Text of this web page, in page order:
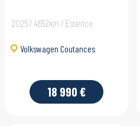
2025 / 4652km / Essence
Volkswagen Coutances
18 990 €